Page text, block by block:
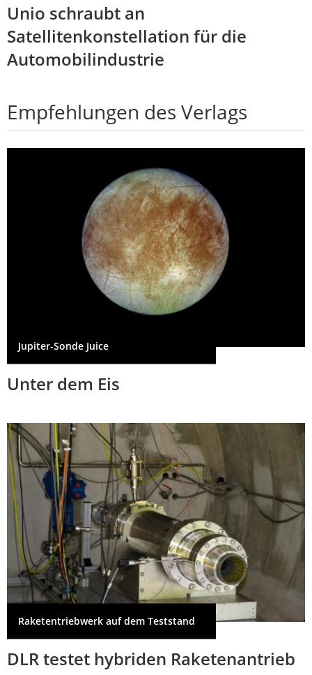
Unio schraubt an
Satellitenkonstellation für die
Automobilindustrie
Empfehlungen des Verlags
Jupiter-Sonde Juice
Unter dem Eis
Raketentriebwerk auf dem Teststand
DLR testet hybriden Raketenantrieb